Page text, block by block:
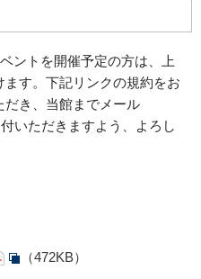
ントを開催予定の方は、上
す。下記リンクの規約をお
だき、当館までメール
いただきますよう、よろし
（472KB）